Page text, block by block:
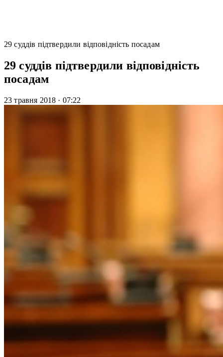
29 суддів підтвердили відповідність посадам
29 суддів підтвердили відповідність
посадам
23 травня 2018 · 07:22